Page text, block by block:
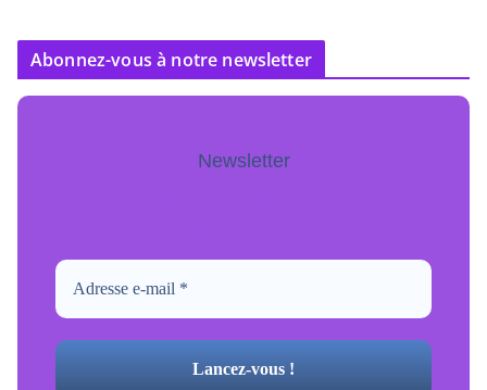
Abonnez-vous à notre newsletter
Newsletter